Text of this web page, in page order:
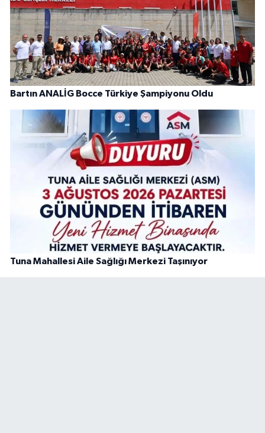
Bartın ANALİG Bocce Türkiye Şampiyonu Oldu
Tuna Mahallesi Aile Sağlığı Merkezi Taşınıyor